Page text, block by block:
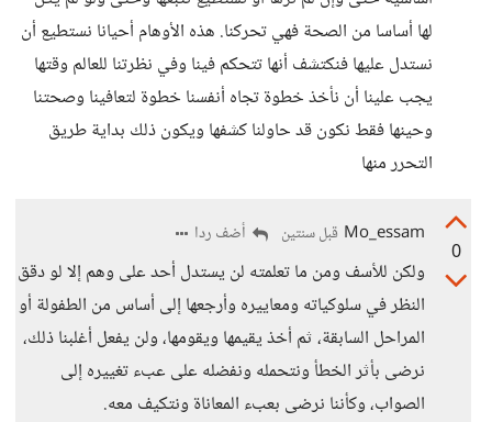
لها أساسا من الصحة فهي تحركنا. هذه الأوهام أحيانا نستطيع أن
نستدل عليها فنكتشف أنها تتحكم فينا وفي نظرتنا للعالم وقتها
يجب علينا أن نأخذ خطوة تجاه أنفسنا خطوة لتعافينا وصحتنا
وحينها فقط نكون قد حاولنا كشفها ويكون ذلك بداية طريق
التحرر منها
0
Mo_essam قبل سنتين أضف ردا
ولكن للأسف ومن ما تعلمته لن يستدل أحد على وهم إلا لو دقق
النظر في سلوكياته ومعاييره وأرجعها إلى أساس من الطفولة أو
المراحل السابقة، ثم أخذ يقيمها ويقومها، ولن يفعل أغلبنا ذلك،
نرضى بأثر الخطأ ونتحمله ونفضله على عبء تغييره إلى
الصواب، وكأننا نرضى بعبء المعاناة ونتكيف معه.